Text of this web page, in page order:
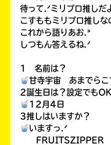
待って.ᐟミリプロ推しだ
こすももミリプロ推しな
これから語りあお.ᐣ
しつもん答えるね.ᐟ
1 名前は？
甘寺宇宙 あまでらこ
2誕生日は？設定でも
12月4日
3推しはいますか？
いますっ.ᐟ
FRUITSZIPPER あ